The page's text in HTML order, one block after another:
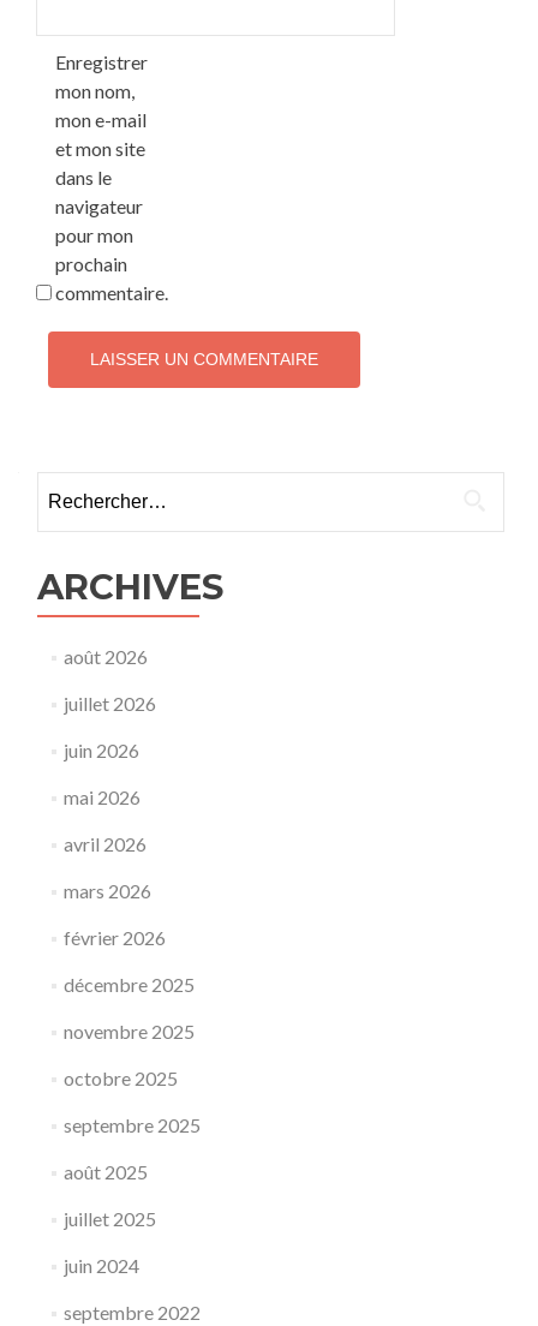
Enregistrer
mon nom,
mon e-mail
et mon site
dans le
navigateur
pour mon
prochain
commentaire.
ARCHIVES
août 2026
juillet 2026
juin 2026
mai 2026
avril 2026
mars 2026
février 2026
décembre 2025
novembre 2025
octobre 2025
septembre 2025
août 2025
juillet 2025
juin 2024
septembre 2022